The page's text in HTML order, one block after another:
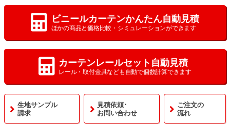
ビニールカーテンかんたん自動見積
ほかの商品と価格比較・シミュレーションができます
カーテンレールセット自動見積
レール・取付金具なども自動で個数計算できます
生地サンプル
請求
見積依頼･
お問い合わせ
ご注文の
流れ